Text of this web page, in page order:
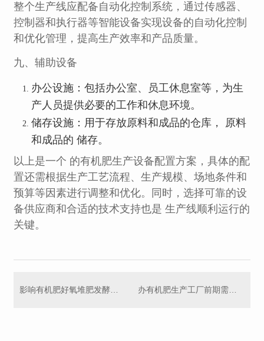
整个生产线应配备自动化控制系统，通过传感器、
控制器和执行器等智能设备实现设备的自动化控制
和优化管理，提高生产效率和产品质量。
九、辅助设备
办公设施：包括办公室、员工休息室等，为生
产人员提供必要的工作和休息环境。
储存设施：用于存放原料和成品的仓库， 原料
和成品的 储存。
以上是一个 的有机肥生产设备配置方案，具体的配
置还需根据生产工艺流程、生产规模、场地条件和
预算等因素进行调整和优化。同时，选择可靠的设
备供应商和合适的技术支持也是 生产线顺利运行的
关键。